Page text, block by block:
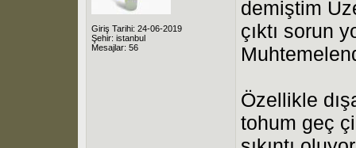
Giriş Tarihi: 24-06-2019
Şehir: istanbul
Mesajlar: 56
demiştim
çıktı sorun
Özellikle
tohum geç